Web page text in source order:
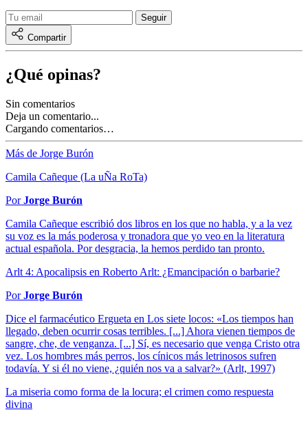
Compartir
¿Qué opinas?
Sin comentarios
Deja un comentario...
Cargando comentarios…
Más de Jorge Burón
Camila Cañeque (La uÑa RoTa)
PorJorge Burón
Camila Cañeque escribió dos libros en los que no habla, y a la vez
su voz es la más poderosa y tronadora que yo veo en la literatura
actual española. Por desgracia, la hemos perdido tan pronto.
Arlt 4: Apocalipsis en Roberto Arlt: ¿Emancipación o barbarie?
PorJorge Burón
Dice el farmacéutico Ergueta en Los siete locos: «Los tiempos han
llegado, deben ocurrir cosas terribles. [...] Ahora vienen tiempos de
sangre, che, de venganza. [...] Sí, es necesario que venga Cristo otra
vez. Los hombres más perros, los cínicos más letrinosos sufren
todavía. Y si él no viene, ¿quién nos va a salvar?» (Arlt, 1997)
La miseria como forma de la locura; el crimen como respuesta
divina